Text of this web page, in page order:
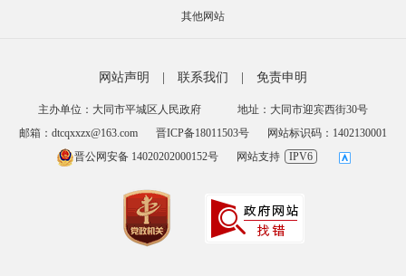
其他网站
网站声明 联系我们 免责申明
主办单位：大同市平城区人民政府
地址：大同市迎宾西街30号
邮箱：dtcqxxzx@163.com
晋ICP备18011503号
网站标识码：1402130001
晋公网安备 14020202000152号
网站支持 IPV6